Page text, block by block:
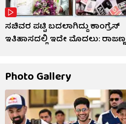
ಸಚಿವರ ಪಟ್ಟಿ ಬದಲಾಗಿದ್ದು ಕಾಂಗ್ರೆಸ್
ಇತಿಹಾಸದಲ್ಲಿ ಇದೇ ಮೊದಲು: ರಾಜಣ್ಣ
Photo Gallery